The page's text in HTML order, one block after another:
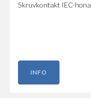
Skruvkontakt IEC-hona
INFO